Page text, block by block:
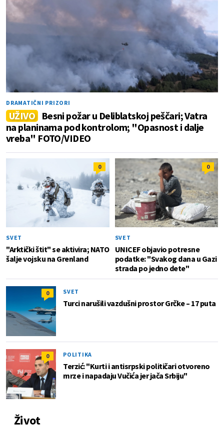
DRAMATIČNI PRIZORI
UŽIVO Besni požar u Deliblatskoj peščari; Vatra
na planinama pod kontrolom; "Opasnost i dalje
vreba" FOTO/VIDEO
0
SVET
"Arktički štit" se aktivira; NATO
šalje vojsku na Grenland
0
SVET
UNICEF objavio potresne
podatke: "Svakog dana u Gazi
strada po jedno dete"
0 SVET
Turci narušili vazdušni prostor Grčke – 17 puta
0 POLITIKA
Terzić: "Kurti i antisrpski političari otvoreno
mrze i napadaju Vučića jer jača Srbiju"
Život